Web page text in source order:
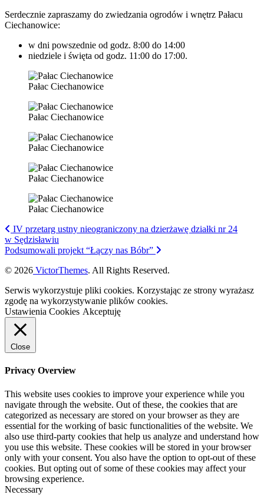
Serdecznie zapraszamy do zwiedzania ogrodów i wnętrz Pałacu
Ciechanowice:
w dni powszednie od godz. 8:00 do 14:00
niedziele i święta od godz. 11:00 do 17:00.
Pałac Ciechanowice
Pałac Ciechanowice
Pałac Ciechanowice
Pałac Ciechanowice
Pałac Ciechanowice
IV przetarg ustny nieograniczony na dzierżawę działki nr 24
w Sędzisławiu
Podsumowali projekt “Łączy nas Bóbr”
© 2026 VictorThemes. All Rights Reserved.
Serwis wykorzystuje pliki cookies. Korzystając ze strony wyrażasz
zgodę na wykorzystywanie plików cookies.
Ustawienia Cookies Akceptuję
Close
Privacy Overview
This website uses cookies to improve your experience while you
navigate through the website. Out of these, the cookies that are
categorized as necessary are stored on your browser as they are
essential for the working of basic functionalities of the website. We
also use third-party cookies that help us analyze and understand how
you use this website. These cookies will be stored in your browser
only with your consent. You also have the option to opt-out of these
cookies. But opting out of some of these cookies may affect your
browsing experience.
Necessary